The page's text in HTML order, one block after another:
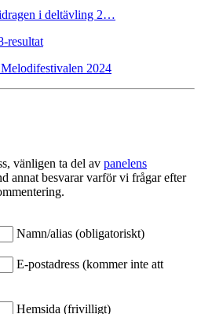
i deltävling 2…
2024
vänligen ta del av panelens
annat besvarar varför vi frågar efter
Namn/alias (obligatoriskt)
E-postadress (kommer inte att
Hemsida (frivilligt)